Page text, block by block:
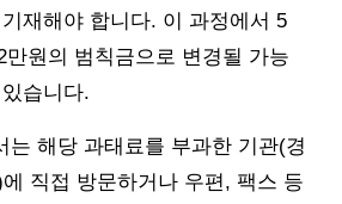
재해야 합니다. 이 과정에서 5
만원의 범칙금으로 변경될 가능
습니다.
는 해당 과태료를 부과한 기관(경
직접 방문하거나 우편, 팩스 등